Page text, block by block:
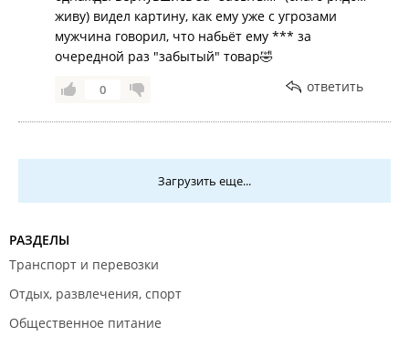
живу) видел картину, как ему уже с угрозами
мужчина говорил, что набьёт ему *** за
очередной раз "забытый" товар🤣
0 ответить
Загрузить еще...
РАЗДЕЛЫ
Транспорт и перевозки
Отдых, развлечения, спорт
Общественное питание